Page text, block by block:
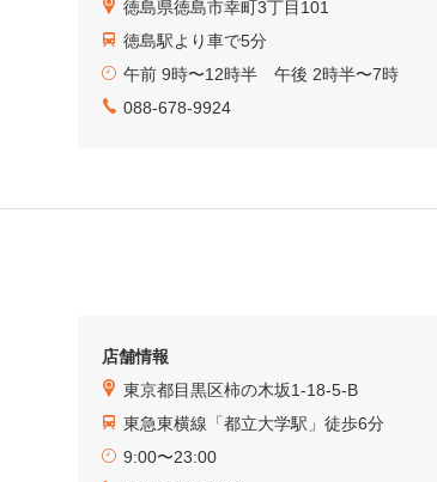
徳島県徳島市幸町3丁目101
徳島駅より車で5分
午前 9時〜12時半 午後 2時半〜7時
088-678-9924
店舗情報
東京都目黒区柿の木坂1-18-5-B
東急東横線「都立大学駅」徒歩6分
9:00〜23:00